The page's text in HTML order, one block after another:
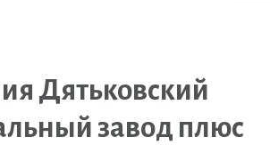
Дятьковский
завод плюс